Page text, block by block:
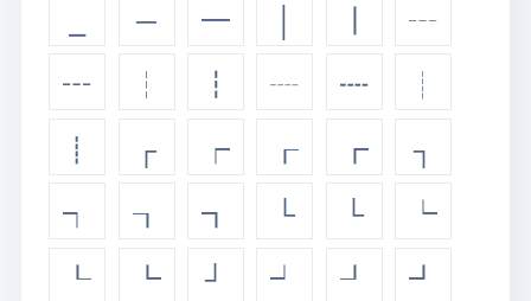
─ ━ │ ┃
┄
┅
┆ ┇ ┈ ┉
┊
┋
┌ ┍ ┎ ┏
┐
┑
┒ ┓ └ └
┕
┖
┗ ┘ ┙ ┚
┛